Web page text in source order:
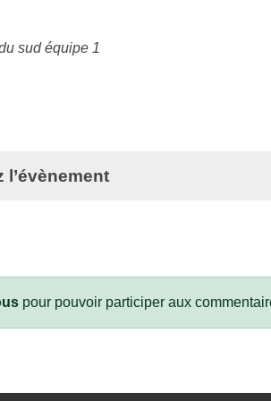
sud équipe 1
l’évènement
pour pouvoir participer aux